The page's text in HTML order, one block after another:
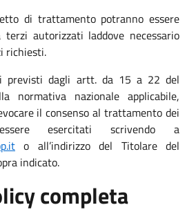
di trattamento potranno essere
autorizzati laddove necessario
richiesti.
previsti dagli artt. da 15 a 22 del
normativa nazionale applicabile,
il consenso al trattamento dei
esercitati scrivendo a
o all’indirizzo del Titolare del
indicato.
completa